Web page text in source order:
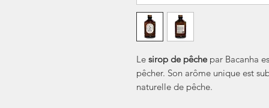
Le sirop de pêchepar Bacanha
pêcher. Son arôme unique est
naturelle de pêche.